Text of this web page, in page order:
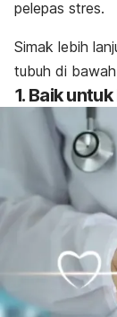
pelepas stres.
Simak lebih
tubuh di
1. Baik